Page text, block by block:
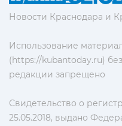
Новости Краснодара и
Использование
(https://kubantoday.ru)
редакции запрещено
Свидетельство о
25.05.2018, выдано